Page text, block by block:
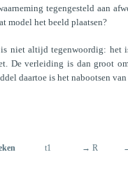
tegengesteld aan
model het beeld plaatsen?
niet altijd tegenwoordig: het
De verleiding is dan groot
daartoe is het nabootsen
t1 → R